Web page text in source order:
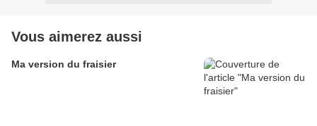
Vous aimerez aussi
Ma version du fraisier